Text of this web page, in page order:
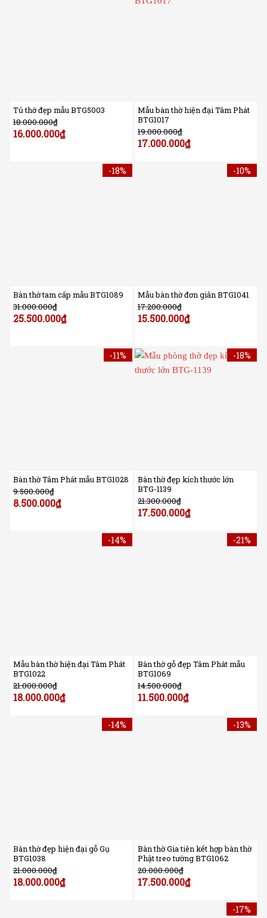
Tủ thờ đẹp mẫu BTG5003
18.000.000₫
16.000.000₫
Mẫu bàn thờ hiện đại Tâm Phát
BTG1017
19.000.000₫
17.000.000₫
-18%
Bàn thờ tam cấp mẫu BTG1089
31.000.000₫
25.500.000₫
-10%
Mẫu bàn thờ đơn giản BTG1041
17.200.000₫
15.500.000₫
-11%
Bàn thờ Tâm Phát mẫu BTG1028
9.500.000₫
8.500.000₫
-18%
Bàn thờ đẹp kích thước lớn
BTG-1139
21.300.000₫
17.500.000₫
-14%
Mẫu bàn thờ hiện đại Tâm Phát
BTG1022
21.000.000₫
18.000.000₫
-21%
Bàn thờ gỗ đẹp Tâm Phát mẫu
BTG1069
14.500.000₫
11.500.000₫
-14%
Bàn thờ đẹp hiện đại gỗ Gụ
BTG1038
21.000.000₫
18.000.000₫
-13%
Bàn thờ Gia tiên kết hợp bàn thờ
Phật treo tường BTG1062
20.000.000₫
17.500.000₫
-17%